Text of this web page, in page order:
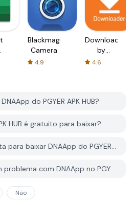
Blackmagic
Camera
4.9
Downloader
by
AFTVnews
4.6
do PGYER APK HUB?
HUB é gratuito para baixar?
Eu preciso de uma conta para baixar DNAApp do PGYER APK HUB?
Como posso relatar um problema com DNAApp no PGYER APK HUB?
Não